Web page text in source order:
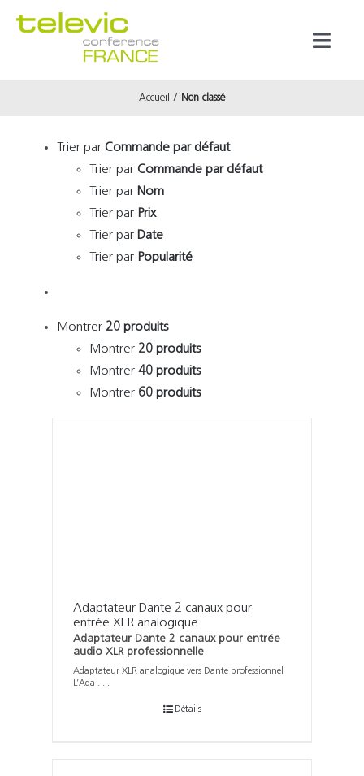
Accueil Non classé
Trier par Commande par défaut
Trier par Commande par défaut
Trier par Nom
Trier par Prix
Trier par Date
Trier par Popularité
Montrer 20 produits
Montrer 20 produits
Montrer 40 produits
Montrer 60 produits
Adaptateur Dante 2 canaux pour
entrée XLR analogique
Adaptateur Dante 2 canaux pour entrée
audio XLR professionnelle
Adaptateur XLR analogique vers Dante professionnel
L’Ada . . .
Détails